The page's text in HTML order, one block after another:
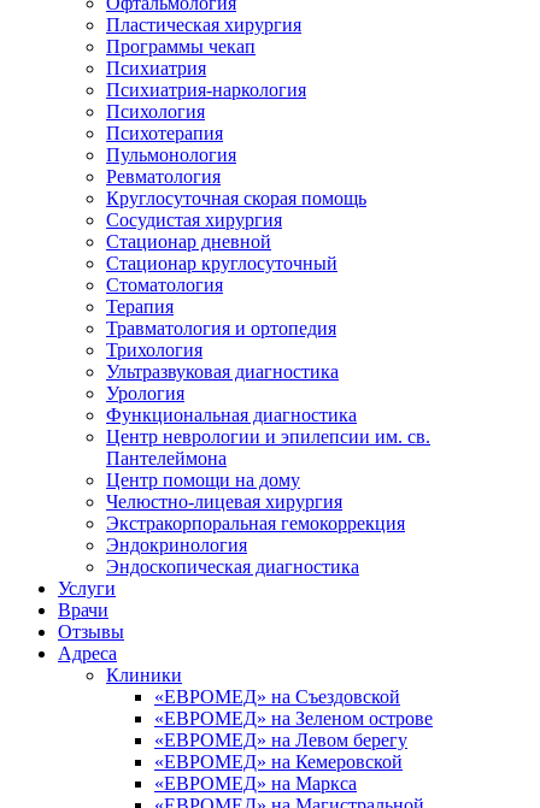
Пластическая хирургия
Программы чекап
Психиатрия
Психиатрия-наркология
Психология
Психотерапия
Пульмонология
Ревматология
Круглосуточная скорая помощь
Сосудистая хирургия
Стационар дневной
Стационар круглосуточный
Стоматология
Терапия
Травматология и ортопедия
Трихология
Ультразвуковая диагностика
Урология
Функциональная диагностика
Центр неврологии и эпилепсии им. св.
Пантелеймона
Центр помощи на дому
Челюстно-лицевая хирургия
Экстракорпоральная гемокоррекция
Эндокринология
Эндоскопическая диагностика
Услуги
Врачи
Отзывы
Адреса
Клиники
«ЕВРОМЕД» на Съездовской
«ЕВРОМЕД» на Зеленом острове
«ЕВРОМЕД» на Левом берегу
«ЕВРОМЕД» на Кемеровской
«ЕВРОМЕД» на Маркса